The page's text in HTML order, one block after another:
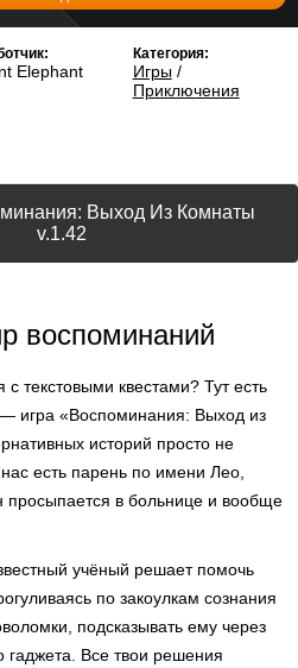
Elephant
Категория:
Игры/
Приключения
Выход Из Комнаты
v.1.42
воспоминаний
с текстовыми квестами? Тут есть
игра «Воспоминания: Выход из
историй просто не
есть парень по имени Лео,
просыпается в больнице и вообще
учёный решает помочь
по закоулкам сознания
подсказывать ему через
гаджета. Все твои решения